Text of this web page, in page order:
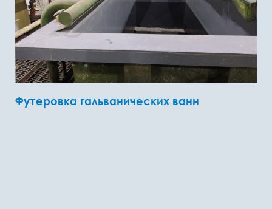
Футеровка гальванических ванн